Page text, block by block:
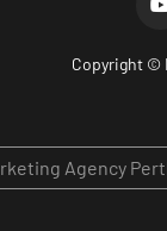
Copyright ©
Agency